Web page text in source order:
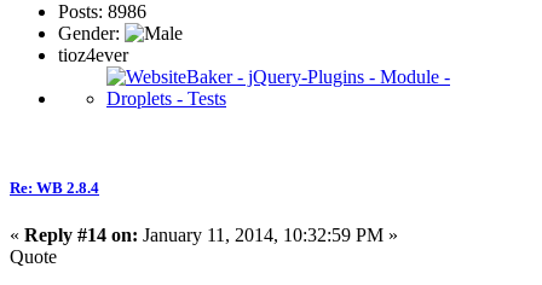
Posts: 8986
Gender:
tioz4ever
Re: WB 2.8.4
« Reply #14 on: January 11, 2014, 10:32:59 PM »
Quote